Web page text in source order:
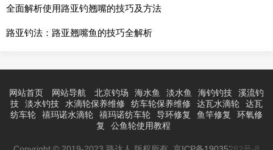
全面解析使用路亚钓翘嘴的技巧及方法
路亚钓法：路亚翘嘴鱼的技巧全解析
网站首页 网站导航 北京钓场 海水鱼 淡水鱼 海钓钓技
溪流钓
技
淡水钓技 水滴轮保养维修 纺车轮保养维修 达瓦水滴轮
达瓦
纺车轮
禧玛诺水滴轮 禧玛诺纺车轮 导环修复 鱼竿修复
环氧修
复
公鱼轮使用教程